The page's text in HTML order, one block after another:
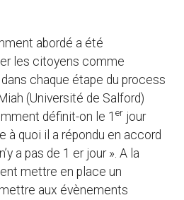
abordé a été
les citoyens comme
chaque étape du process
(Université de Salford)
définit-on le 1 er jour
à quoi il a répondu en accord
a pas de 1 er jour ». A la
mettre en place un
aux évènements